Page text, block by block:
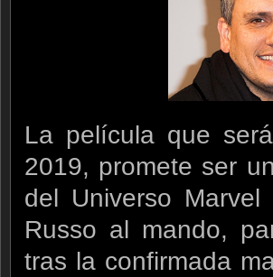
La película que
2019, promete ser
del Universo
Russo al mando,
tras la confirmada